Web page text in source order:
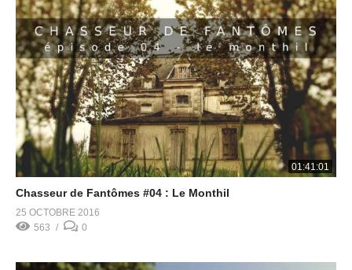
01:41:01
Chasseur de Fantômes #04 : Le Monthil
25 OCTOBRE 2016
563
0